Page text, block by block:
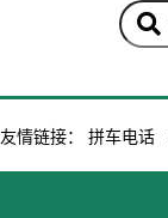
友情链接： 拼车电话